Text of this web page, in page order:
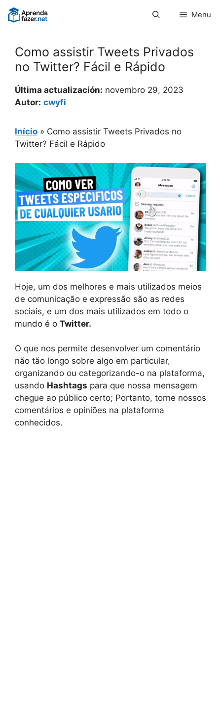
Pular
para
Menu
Como assistir Tweets Privados
no Twitter? Fácil e Rápido
Última actualización: novembro 29, 2023
Autor: cwyfi
Início » Como assistir Tweets Privados no
Twitter? Fácil e Rápido
Hoje, um dos melhores e mais utilizados meios
de comunicação e expressão são as redes
sociais, e um dos mais utilizados em todo o
mundo é o Twitter.
O que nos permite desenvolver um comentário
não tão longo sobre algo em particular,
organizando ou categorizando-o na plataforma,
usando Hashtags para que nossa mensagem
chegue ao público certo; Portanto, torne nossos
comentários e opiniões na plataforma
conhecidos.